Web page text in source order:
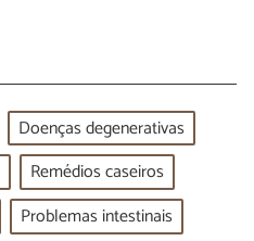
Doenças degenerativas
Remédios caseiros
Problemas intestinais